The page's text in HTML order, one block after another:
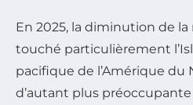
En 2025, la diminution de la
touché particulièrement
pacifique de l’Amérique du
d’autant plus